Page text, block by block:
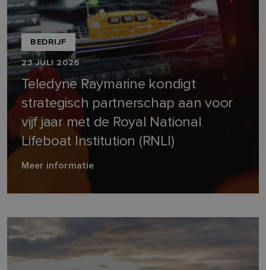
BEDRIJF
23 JULI 2026
Teledyne Raymarine kondigt
strategisch partnerschap aan voor
vijf jaar met de Royal National
Lifeboat Institution (RNLI)
Meer informatie